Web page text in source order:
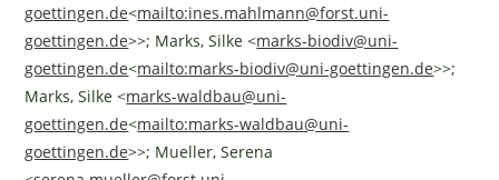
goettingen.de<mailto:ines.mahlmann@forst.uni-
goettingen.de>>; Marks, Silke <marks-biodiv@uni-
goettingen.de<mailto:marks-biodiv@uni-goettingen.de>>;
Marks, Silke <marks-waldbau@uni-
goettingen.de<mailto:marks-waldbau@uni-
goettingen.de>>; Mueller, Serena